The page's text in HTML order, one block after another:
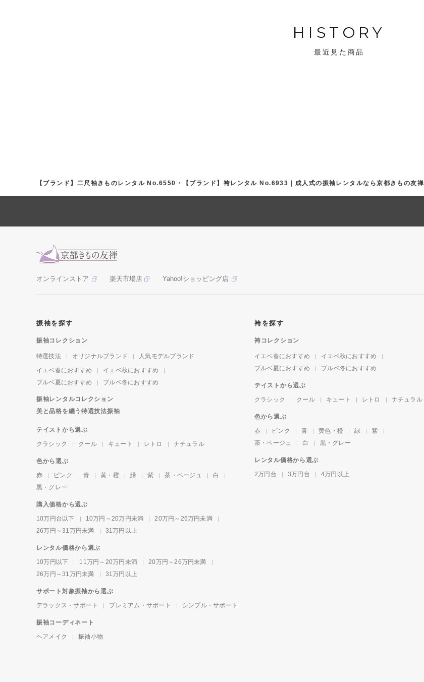
HISTORY
最近見た商品
【ブランド】二尺袖きものレンタル No.6550・【ブランド】袴レンタル No.6933｜成人式の振袖レンタルなら京都きもの友禅
オンラインストア 楽天市場店 Yahoo!ショッピング店
振袖を探す
振袖コレクション
特選技法 オリジナルブランド
人気モデルブランド
イエベ春におすすめ
イエベ秋におすすめ
ブルベ夏におすすめ
ブルベ冬におすすめ
振袖レンタルコレクション
美と品格を纏う特選技法振袖
テイストから選ぶ
クラシック
クール キュート レトロ ナチュラル
色から選ぶ
赤
ピンク 青 黄・橙 緑 紫 茶・ベージュ
白
黒・グレー
購入価格から選ぶ
10万円台以下
10万円～20万円未満
20万円～26万円未満
26万円～31万円未満
31万円以上
レンタル価格から選ぶ
10万円以下
11万円～20万円未満
20万円～26万円未満
26万円～31万円未満
31万円以上
サポート対象振袖から選ぶ
デラックス・サポート
プレミアム・サポート シンプル・サポート
振袖コーディネート
ヘアメイク
振袖小物
袴を探す
袴コレクション
イエベ春におすすめ
イエベ秋におすすめ
ブルベ夏におすすめ
ブルベ冬におすすめ
テイストから選ぶ
クラシック
クール キュート レトロ ナチュラル
色から選ぶ
赤
ピンク 青 黄色・橙 緑
紫
茶・ベージュ
白 黒・グレー
レンタル価格から選ぶ
2万円台
3万円台 4万円以上